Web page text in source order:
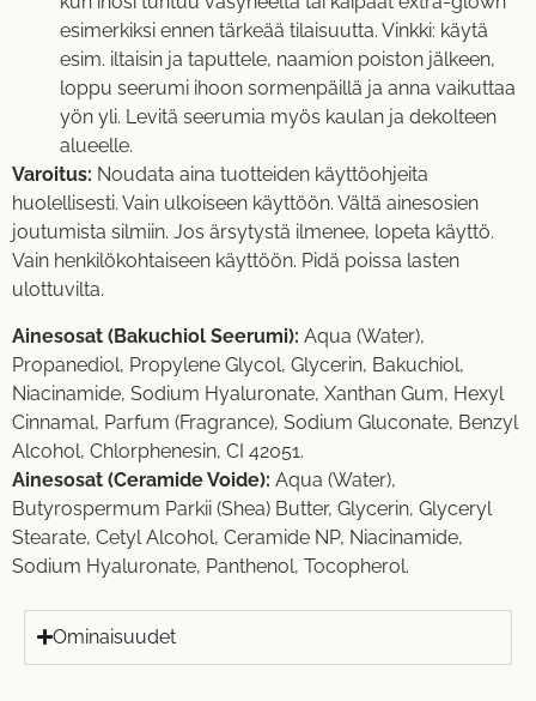
esimerkiksi ennen tärkeää tilaisuutta. Vinkki: käytä
esim. iltaisin ja taputtele, naamion poiston jälkeen,
loppu seerumi ihoon sormenpäillä ja anna vaikuttaa
yön yli. Levitä seerumia myös kaulan ja dekolteen
alueelle.
Varoitus: Noudata aina tuotteiden käyttöohjeita
huolellisesti. Vain ulkoiseen käyttöön. Vältä ainesosien
joutumista silmiin. Jos ärsytystä ilmenee, lopeta käyttö.
Vain henkilökohtaiseen käyttöön. Pidä poissa lasten
ulottuvilta.
Ainesosat (Bakuchiol Seerumi): Aqua (Water),
Propanediol, Propylene Glycol, Glycerin, Bakuchiol,
Niacinamide, Sodium Hyaluronate, Xanthan Gum, Hexyl
Cinnamal, Parfum (Fragrance), Sodium Gluconate, Benzyl
Alcohol, Chlorphenesin, CI 42051.
Ainesosat (Ceramide Voide): Aqua (Water),
Butyrospermum Parkii (Shea) Butter, Glycerin, Glyceryl
Stearate, Cetyl Alcohol, Ceramide NP, Niacinamide,
Sodium Hyaluronate, Panthenol, Tocopherol.
Ominaisuudet